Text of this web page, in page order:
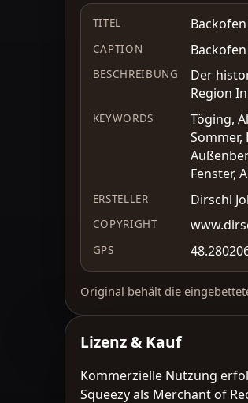
TITEL
CAPTION
BESCHREIBUNG
Der
Region
KEYWORDS
Töging,
Fenster,
ERSTELLER Dirschl
COPYRIGHT
GPS
Original behält die
Lizenz & Kauf
Kommerzielle Nutzung
Squeezy als Merchant of